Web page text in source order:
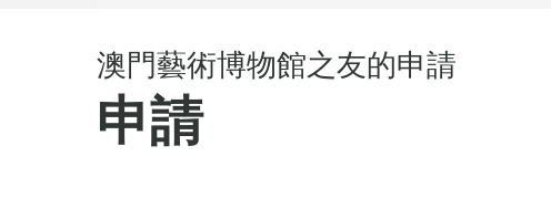
澳門藝術博物館之友的申請
申請